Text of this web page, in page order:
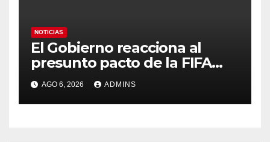
NOTICIAS
El Gobierno reacciona al
presunto pacto de la FIFA
con Marruecos para acoger
la final del Mundial 2030:
«Tiene que ser en España»
AGO 6, 2026 ADMINS